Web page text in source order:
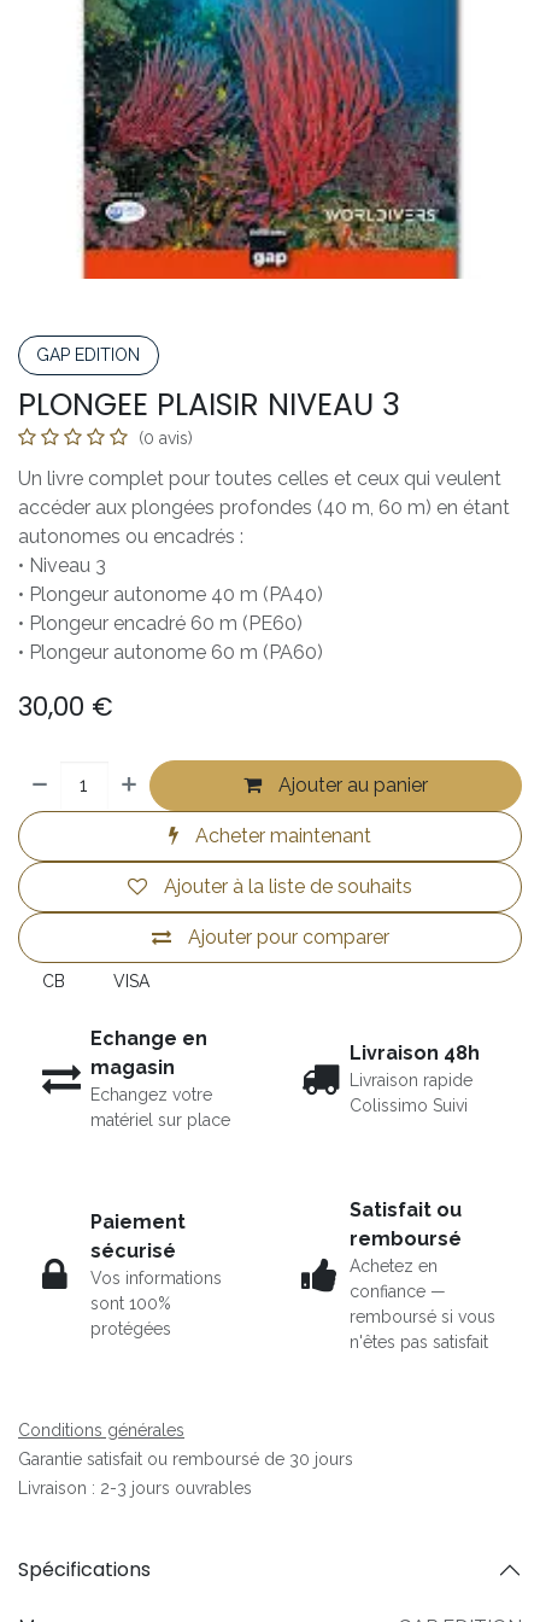
GAP EDITION
PLONGEE PLAISIR NIVEAU 3
(0 avis)
Un livre complet pour toutes celles et ceux qui veulent
accéder aux plongées profondes (40 m, 60 m) en étant
autonomes ou encadrés :
• Niveau 3
• Plongeur autonome 40 m (PA40)
• Plongeur encadré 60 m (PE60)
• Plongeur autonome 60 m (PA60)
30,00 €
Ajouter au panier
Acheter maintenant
Ajouter pour comparer
Ajouter à la liste de souhaits
CB VISA
Echange en
magasin
Echangez votre
matériel sur place
Livraison 48h
Livraison rapide
Colissimo Suivi
Paiement
sécurisé
Vos informations
sont 100%
protégées
Satisfait ou
remboursé
Achetez en
confiance —
remboursé si vous
n'êtes pas satisfait
Conditions générales
Garantie satisfait ou remboursé de 30 jours
Livraison : 2-3 jours ouvrables
Spécifications